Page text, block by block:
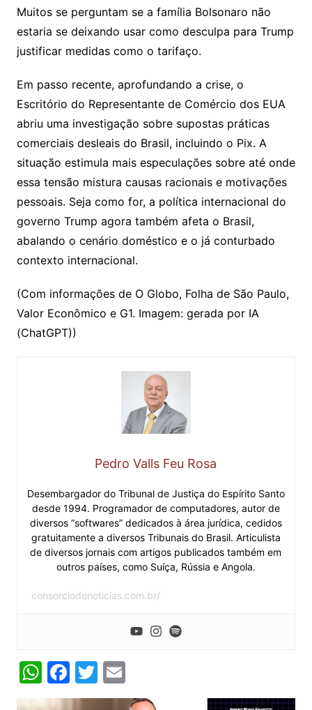
Muitos se perguntam se a família Bolsonaro não
estaria se deixando usar como desculpa para Trump
justificar medidas como o tarifaço.
Em passo recente, aprofundando a crise, o
Escritório do Representante de Comércio dos EUA
abriu uma investigação sobre supostas práticas
comerciais desleais do Brasil, incluindo o Pix. A
situação estimula mais especulações sobre até onde
essa tensão mistura causas racionais e motivações
pessoais. Seja como for, a política internacional do
governo Trump agora também afeta o Brasil,
abalando o cenário doméstico e o já conturbado
contexto internacional.
(Com informações de O Globo, Folha de São Paulo,
Valor Econômico e G1. Imagem: gerada por IA
(ChatGPT))
Pedro Valls Feu Rosa
Desembargador do Tribunal de Justiça do Espírito Santo
desde 1994. Programador de computadores, autor de
diversos “softwares” dedicados à área jurídica, cedidos
gratuitamente a diversos Tribunais do Brasil. Articulista
de diversos jornais com artigos publicados também em
outros países, como Suíça, Rússia e Angola.
consorciodenoticias.com.br/
W
h
F
a
T
w
E
m